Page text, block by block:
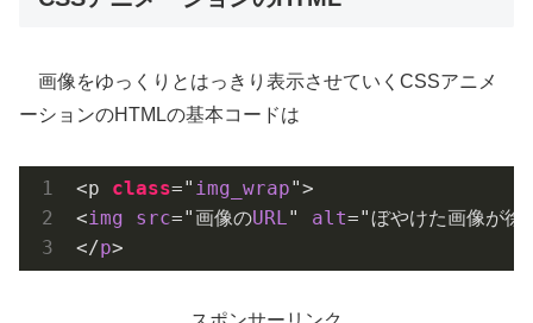
画像をゆっくりとはっきり表示させていくCSSアニメ
ーションのHTMLの基本コードは
<p class=" img_wrap">
<img src="画像のURL" alt="ぼやけた画像が徐
</p>